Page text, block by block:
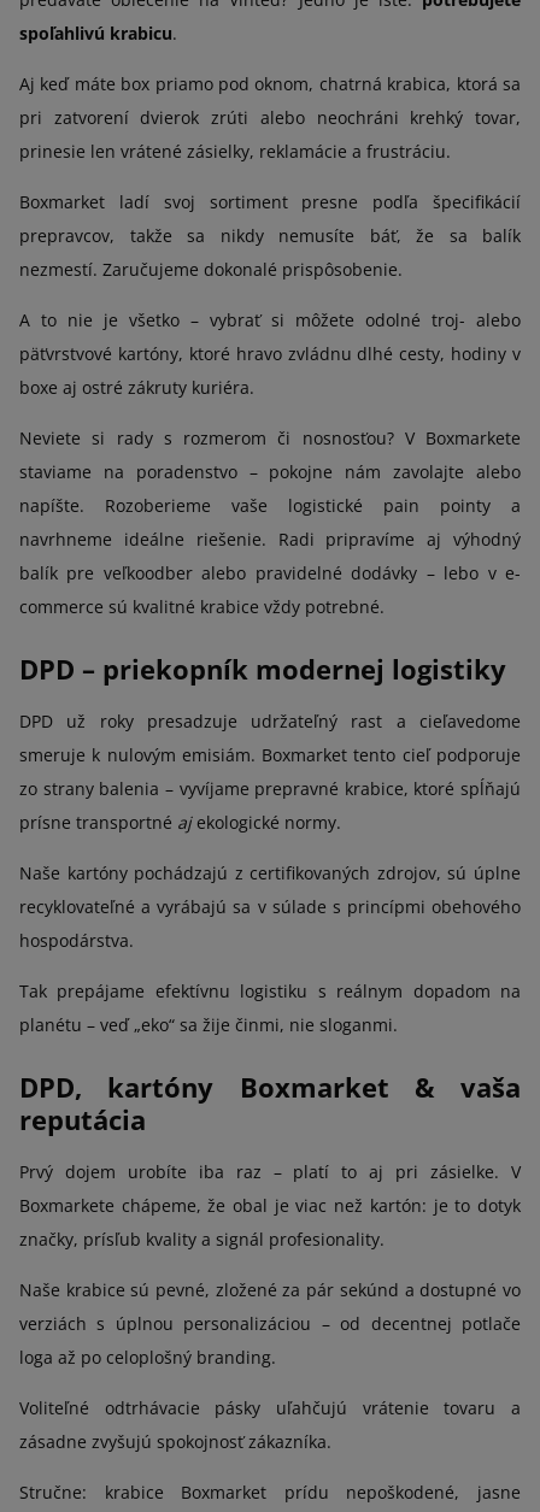
spoľahlivú krabicu.
Aj keď máte box priamo pod oknom, chatrná krabica, ktorá sa
pri zatvorení dvierok zrúti alebo neochráni krehký tovar,
prinesie len vrátené zásielky, reklamácie a frustráciu.
Boxmarket ladí svoj sortiment presne podľa špecifikácií
prepravcov, takže sa nikdy nemusíte báť, že sa balík
nezmestí. Zaručujeme dokonalé prispôsobenie.
A to nie je všetko – vybrať si môžete odolné troj- alebo
päťvrstvové kartóny, ktoré hravo zvládnu dlhé cesty, hodiny v
boxe aj ostré zákruty kuriéra.
Neviete si rady s rozmerom či nosnosťou? V Boxmarkete
staviame na poradenstvo – pokojne nám zavolajte alebo
napíšte. Rozoberieme vaše logistické pain pointy a
navrhneme ideálne riešenie. Radi pripravíme aj výhodný
balík pre veľkoodber alebo pravidelné dodávky – lebo v e-
commerce sú kvalitné krabice vždy potrebné.
DPD – priekopník modernej logistiky
DPD už roky presadzuje udržateľný rast a cieľavedome
smeruje k nulovým emisiám. Boxmarket tento cieľ podporuje
zo strany balenia – vyvíjame prepravné krabice, ktoré spĺňajú
prísne transportné ajekologické normy.
Naše kartóny pochádzajú z certifikovaných zdrojov, sú úplne
recyklovateľné a vyrábajú sa v súlade s princípmi obehového
hospodárstva.
Tak prepájame efektívnu logistiku s reálnym dopadom na
planétu – veď „eko“ sa žije činmi, nie sloganmi.
DPD, kartóny Boxmarket & vaša
reputácia
Prvý dojem urobíte iba raz – platí to aj pri zásielke. V
Boxmarkete chápeme, že obal je viac než kartón: je to dotyk
značky, prísľub kvality a signál profesionality.
Naše krabice sú pevné, zložené za pár sekúnd a dostupné vo
verziách s úplnou personalizáciou – od decentnej potlače
loga až po celoplošný branding.
Voliteľné odtrhávacie pásky uľahčujú vrátenie tovaru a
zásadne zvyšujú spokojnosť zákazníka.
Stručne: krabice Boxmarket prídu nepoškodené, jasne